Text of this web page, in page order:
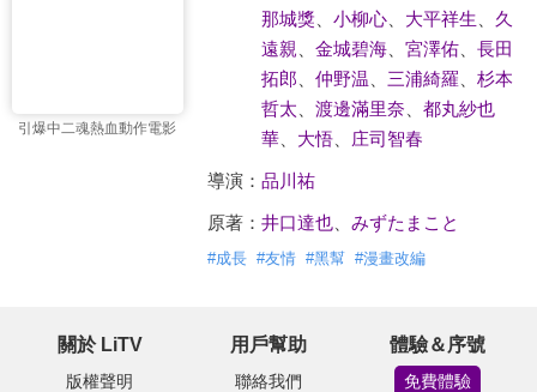
引爆中二魂熱血動作電影
那城獎、 小柳心、 大平祥生
久
遠親
金城碧海、 宮澤佑、 長田
拓郎
仲野温 三浦綺羅
杉本
哲太
渡邊滿里奈
都丸紗也
華、 大悟、 庄司智春
導演： 品川祐
原著： 井口達也、 みずたまこと
#成長 #友情 #黑幫 #漫畫改編
關於 LiTV
版權聲明
用戶幫助
聯絡我們
體驗＆序號
免費體驗